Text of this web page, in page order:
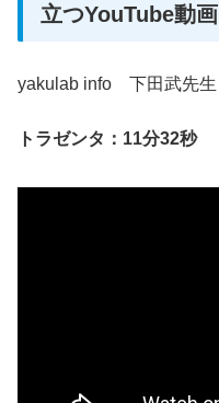
立つYouTube動画
yakulab info 下田武先生
トラゼンタ：11分32秒